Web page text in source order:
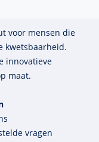
voor mensen die
kwets­baar­heid.
innova­tieve
maat.
vragen